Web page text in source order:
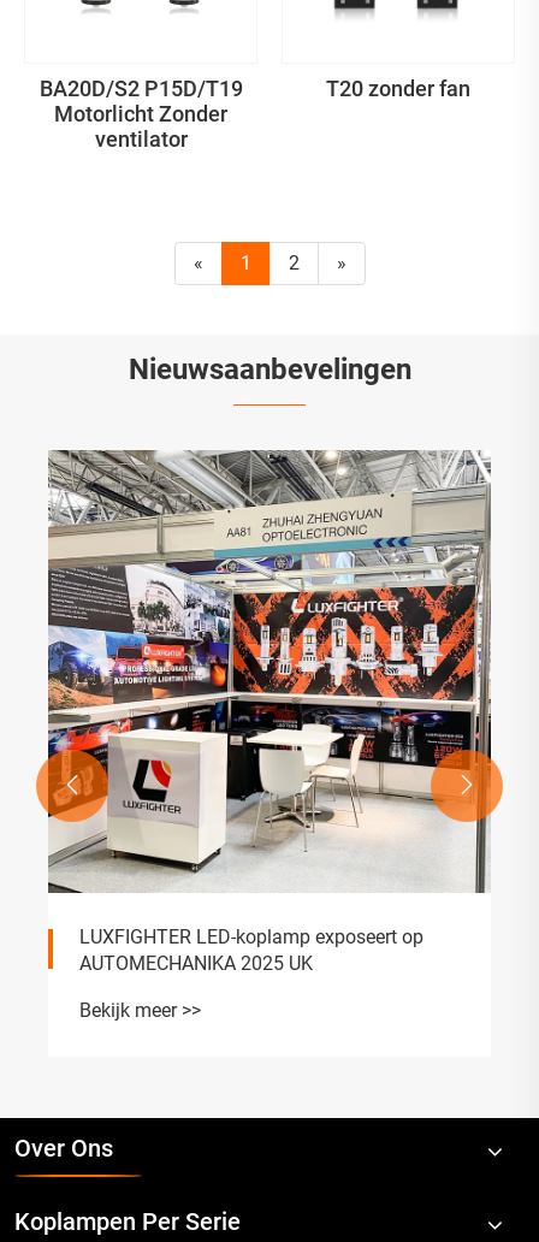
BA20D/S2 P15D/T19
Motorlicht Zonder
ventilator
T20 zonder fan
« 1 2 »
Nieuwsaanbevelingen
LUXFIGHTER LED-koplamp exposeert op
AUTOMECHANIKA 2025 UK
Bekijk meer >>
 
Over Ons
Koplampen Per Serie